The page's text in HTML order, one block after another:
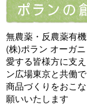
無農薬・反農薬有
(株)ポラン オーガ
愛する皆様方に支
ン広場東京と共働
商品づくりをおこ
願いいたします